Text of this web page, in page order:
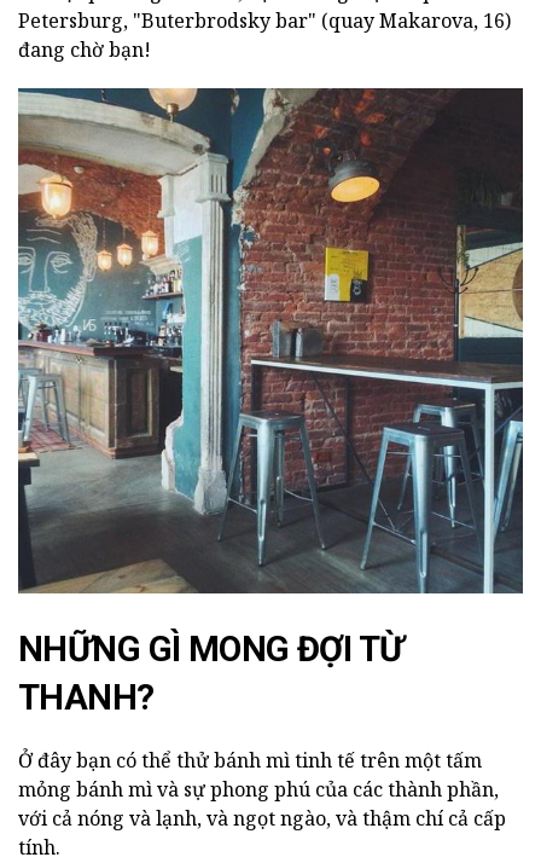
Petersburg, "Buterbrodsky bar" (quay Makarova, 16)
đang chờ bạn!
NHỮNG GÌ MONG ĐỢI TỪ
THANH?
Ở đây bạn có thể thử bánh mì tinh tế trên một tấm
mỏng bánh mì và sự phong phú của các thành phần,
với cả nóng và lạnh, và ngọt ngào, và thậm chí cả cấp
tính.